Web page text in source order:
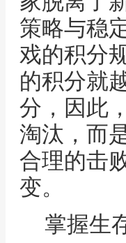
策略与稳
戏的积分
的积分就
分，因此
淘汰，而
合理的击
变。
掌握生